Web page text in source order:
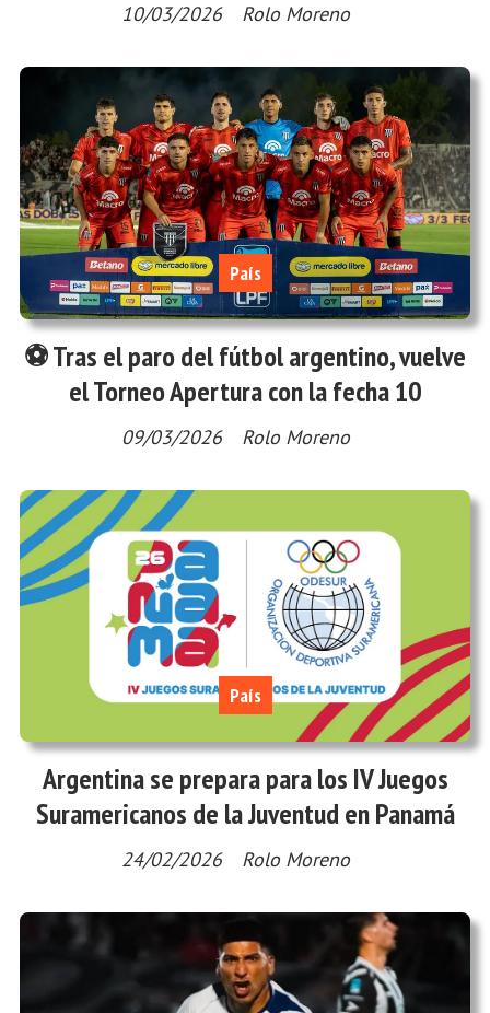
Rolo Moreno
10/03/2026
⚽ Tras el paro del fútbol argentino, vuelve
el Torneo Apertura con la fecha 10
Rolo Moreno
País
09/03/2026
Argentina se prepara para los IV Juegos
Suramericanos de la Juventud en Panamá
Rolo Moreno
País
24/02/2026